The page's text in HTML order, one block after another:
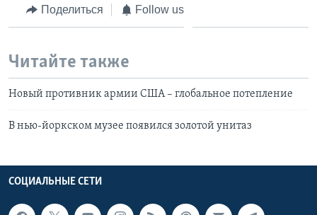
Поделиться Follow us
Читайте также
Новый противник армии США – глобальное потепление
В нью-йоркском музее появился золотой унитаз
СОЦИАЛЬНЫЕ СЕТИ